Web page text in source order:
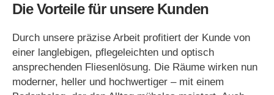
Die Vorteile für unsere Kunden
Durch unsere präzise Arbeit profitiert der Kunde von
einer langlebigen, pflegeleichten und optisch
ansprechenden Fliesenlösung. Die Räume wirken nun
moderner, heller und hochwertiger – mit einem